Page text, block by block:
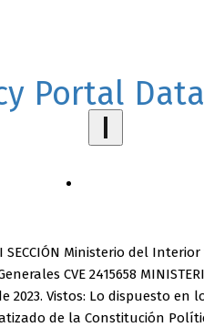
Portal
SECCIÓN Ministerio del
CVE 2415658
2023. Vistos: Lo dispuesto
de la Constitución